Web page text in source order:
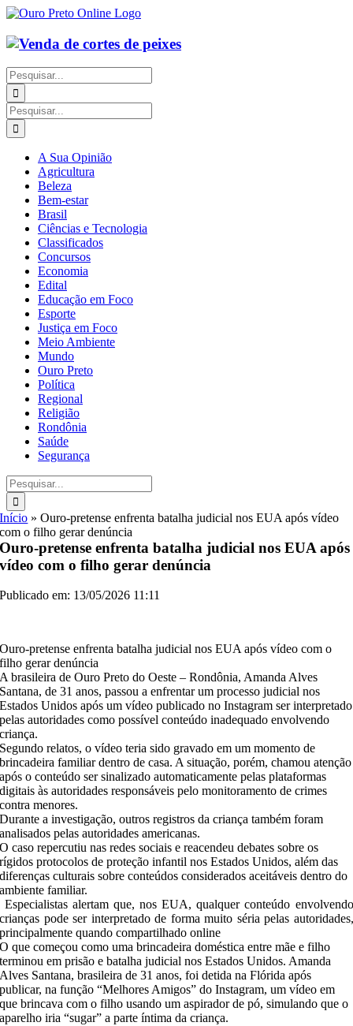
Ir
o
conteúdo
Buscar
resultados
para:
Buscar
resultados
para:
A Sua Opinião
Agricultura
Beleza
Bem-estar
Brasil
Ciências e Tecnologia
Classificados
Concursos
Economia
Edital
Educação em Foco
Esporte
Justiça em Foco
Meio Ambiente
Mundo
Ouro Preto
Política
Regional
Religião
Rondônia
Saúde
Segurança
Buscar
resultados
para:
Início »Ouro-pretense enfrenta batalha judicial nos EUA após vídeo
com o filho gerar denúncia
Ouro-pretense enfrenta batalha judicial nos EUA após
vídeo com o filho gerar denúncia
Publicado em: 13/05/2026 11:11
Ouro-pretense enfrenta batalha judicial nos EUA após vídeo com o
filho gerar denúncia
A brasileira de Ouro Preto do Oeste – Rondônia, Amanda Alves
Santana, de 31 anos, passou a enfrentar um processo judicial nos
Estados Unidos após um vídeo publicado no Instagram ser interpretado
pelas autoridades como possível conteúdo inadequado envolvendo
criança.
Segundo relatos, o vídeo teria sido gravado em um momento de
brincadeira familiar dentro de casa. A situação, porém, chamou atenção
após o conteúdo ser sinalizado automaticamente pelas plataformas
digitais às autoridades responsáveis pelo monitoramento de crimes
contra menores.
Durante a investigação, outros registros da criança também foram
analisados pelas autoridades americanas.
O caso repercutiu nas redes sociais e reacendeu debates sobre os
rígidos protocolos de proteção infantil nos Estados Unidos, além das
diferenças culturais sobre conteúdos considerados aceitáveis dentro do
ambiente familiar.
Especialistas alertam que, nos EUA, qualquer conteúdo envolvendo
crianças pode ser interpretado de forma muito séria pelas autoridades,
principalmente quando compartilhado online
O que começou como uma brincadeira doméstica entre mãe e filho
terminou em prisão e batalha judicial nos Estados Unidos. Amanda
Alves Santana, brasileira de 31 anos, foi detida na Flórida após
publicar, na função “Melhores Amigos” do Instagram, um vídeo em
que brincava com o filho usando um aspirador de pó, simulando que o
aparelho iria “sugar” a parte íntima da criança.